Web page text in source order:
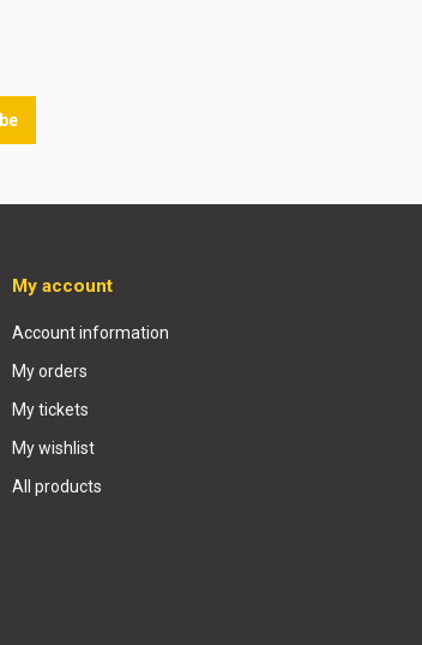
My account
Account information
My orders
My tickets
My wishlist
All products